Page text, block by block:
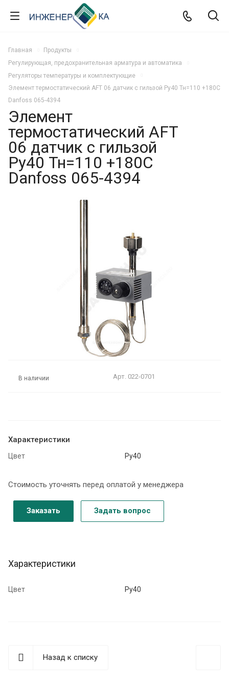
Главная
Продукты
Регулирующая, предохранительная арматура и автоматика
Регуляторы температуры и комплектующие
Элемент термостатический AFT 06 датчик с гильзой Ру40 Тн=110 +180С
Danfoss 065-4394
Элемент
термостатический AFT
06 датчик с гильзой
Ру40 Тн=110 +180С
Danfoss 065-4394
В наличии Арт. 022-0701
Характеристики
Цвет Ру40
Стоимость уточнять перед оплатой у менеджера
Заказать Задать вопрос
Характеристики
Цвет Ру40
Назад к списку